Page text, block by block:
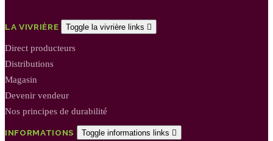
LA VIVRIÈRE Toggle la vivrière links 
Direct producteurs
Distributions
Magasin
Devenir vendeur
Nos principes de durabilité
INFORMATIONS Toggle informations links 